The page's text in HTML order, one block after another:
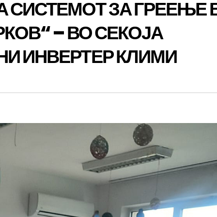
ЗА ГРЕЕЊЕ
– ВО СЕКОЈА
ИНВЕРТЕР КЛИМИ